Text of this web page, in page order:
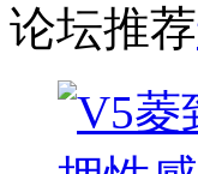
论坛推荐